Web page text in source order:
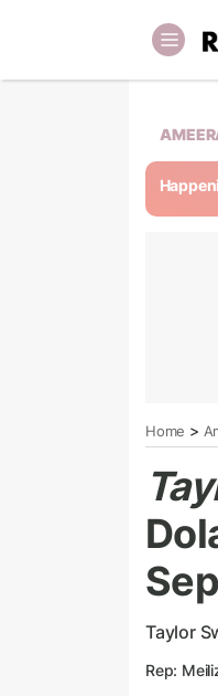
Home >
Taylor
Rep: